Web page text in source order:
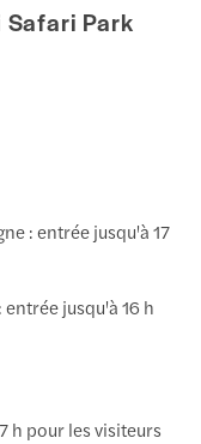
Safari Park
: entrée jusqu'à 17
jusqu'à 16 h
h pour les visiteurs